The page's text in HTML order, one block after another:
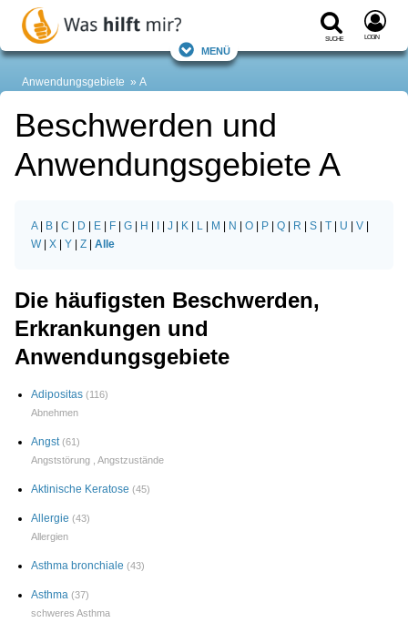
Suche Login
Menü
Anwendungsgebiete A
Beschwerden und
Anwendungsgebiete A
A| B C D E F G H J K L M N O P Q R S T U V
W| X Y Z Alle
Die häufigsten Beschwerden,
Erkrankungen und
Anwendungsgebiete
Adipositas (116)
Abnehmen
Angst (61)
Angststörung
Angstzustände
Aktinische Keratose (45)
Allergie (43)
Allergien
Asthma bronchiale (43)
Asthma (37)
schweres Asthma